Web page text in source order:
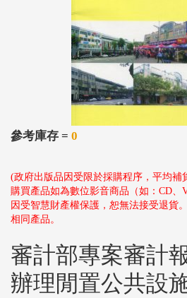
參考庫存 = 0
(政府出版品因受限於採購程序，平均補
購買產品如為數位影音商品（如：CD、
因受智慧財產權保護，恕無法接受退貨
相同產品。
審計部專案審計
辦理閒置公共設